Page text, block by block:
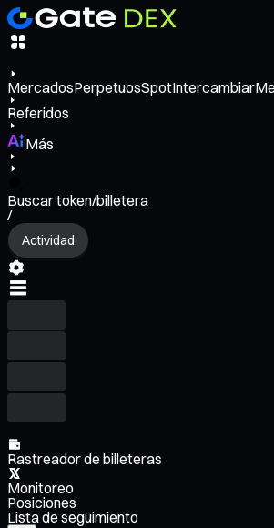
MercadosPerpetuosSpotIntercambiar
Referidos
Más
Buscar token/billetera
/
Actividad
Rastreador de billeteras
Monitoreo
Posiciones
Lista de seguimiento